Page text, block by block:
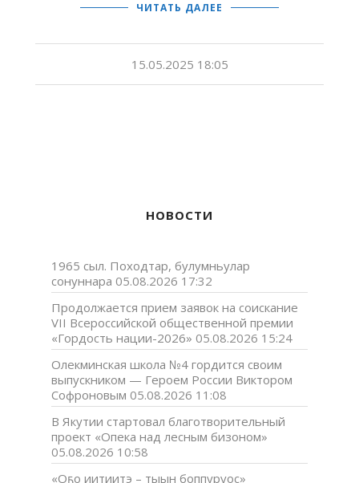
ЧИТАТЬ ДАЛЕЕ
15.05.2025 18:05
НОВОСТИ
1965 сыл. Походтар, булумньулар
сонуннара 05.08.2026 17:32
Продолжается прием заявок на соискание
VII Всероссийской общественной премии
«Гордость нации-2026» 05.08.2026 15:24
Олекминская школа №4 гордится своим
выпускником — Героем России Виктором
Софроновым 05.08.2026 11:08
В Якутии стартовал благотворительный
проект «Опека над лесным бизоном»
05.08.2026 10:58
«Оҕо иитиитэ – тыын боппуруос»